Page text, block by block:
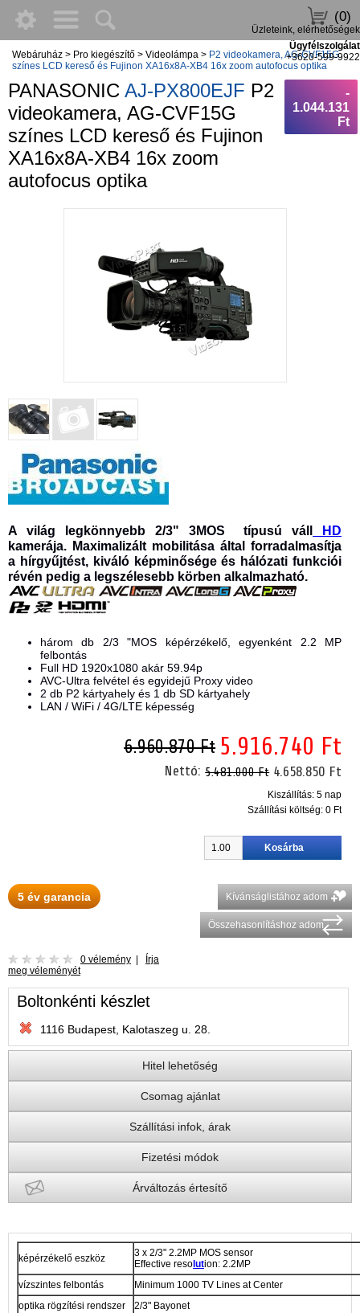
(0)
Üzleteink, elérhetőségek
Ügyfélszolgálat
+3620-599-9922
Webáruház > Pro kiegészítő > Videolámpa > P2 videokamera, AG-CVF15G
színes LCD kereső és Fujinon XA16x8A-XB4 16x zoom autofocus optika
PANASONIC AJ-PX800EJF P2
videokamera, AG-CVF15G
színes LCD kereső és Fujinon
XA16x8A-XB4 16x zoom
autofocus optika
-
1.044.131
Ft
A világ legkönnyebb 2/3" 3MOS típusú váll HD
kamerája. Maximalizált mobilitása által forradalmasítja
a hírgyűjtést, kiváló képminősége és hálózati funkciói
révén pedig a legszélesebb körben alkalmazható.
három db 2/3 "MOS képérzékelő, egyenként 2.2
MP
felbontás
Full HD 1920x1080 akár 59.94p
AVC-Ultra felvétel és egyidejű Proxy video
2 db P2 kártyahely és 1 db SD kártyahely
LAN / WiFi / 4G/LTE képesség
6.960.870 Ft 5.916.740 Ft
Nettó:5.481.000 Ft 4.658.850 Ft
Kiszállítás: 5 nap
Szállítási költség: 0 Ft
5 év garancia Kívánságlistához adom
Összehasonlításhoz adom
0 vélemény | Írja
meg véleményét
Boltonkénti készlet
1116 Budapest, Kalotaszeg u. 28.
Hitel lehetőség
Csomag ajánlat
Szállítási infok, árak
Fizetési módok
Árváltozás értesítő
képérzékelő eszköz
3 x 2/3" 2.2MP MOS sensor
Effective resolution: 2.2MP
vízszintes felbontás
Minimum 1000 TV Lines at Center
optika rögzítési rendszer
2/3" Bayonet